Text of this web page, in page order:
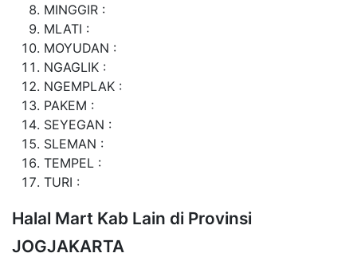
MINGGIR :
MLATI :
MOYUDAN :
NGAGLIK :
NGEMPLAK :
PAKEM :
SEYEGAN :
SLEMAN :
TEMPEL :
TURI :
Halal Mart Kab Lain di Provinsi
JOGJAKARTA